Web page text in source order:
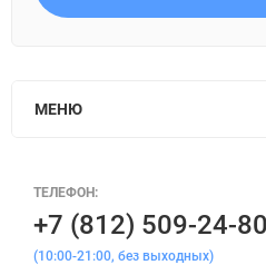
МЕНЮ
ТЕЛЕФОН:
+7 (812) 509-24-80
(10:00-21:00, без выходных)